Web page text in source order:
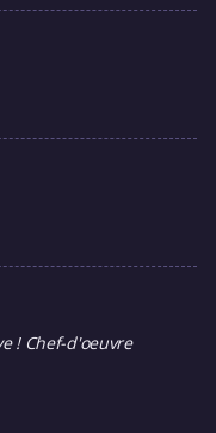
! Chef-d'oeuvre